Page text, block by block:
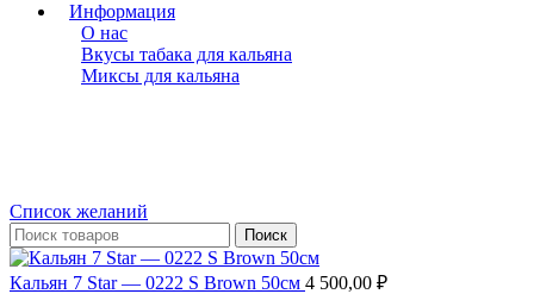
Информация
О нас
Вкусы табака для кальяна
Миксы для кальяна
Список желаний
Поиск
Кальян 7 Star — 0222 S Brown 50см 4 500,00 ₽